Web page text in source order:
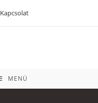
Kapcsolat
MENÜ